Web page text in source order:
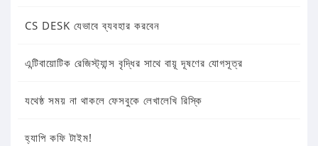
CS DESK যেভাবে ব্যবহার করবেন
এন্টিবায়োটিক রেজিস্ট্যান্স বৃদ্ধির সাথে বায়ূ দূষণের যোগসূত্র
যথেষ্ঠ সময় না থাকলে ফেসবুকে লেখালেখি রিস্কি
হ্যাপি কফি টাইম!